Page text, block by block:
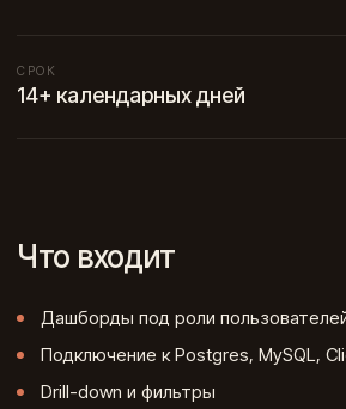
СРОК
14+ календарных дней
Что входит
Дашборды под роли
Подключение к Postgres, MySQL,
Drill-down и фильтры